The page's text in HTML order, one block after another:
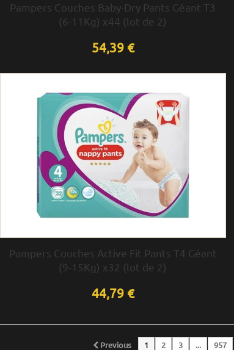
Pampers Couches Baby-Dry Pants Géant T3
(6-11Kg) x44 (lot de 2)
54,39 €
Pampers Couches Active Fit Pants T4 Géant
(9-15Kg) x32 (lot de 2)
44,79 €
Previous 1 2 3 ... 957